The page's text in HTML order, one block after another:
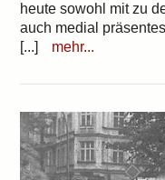
heute sowohl mit zu
auch medial
[...]
mehr...